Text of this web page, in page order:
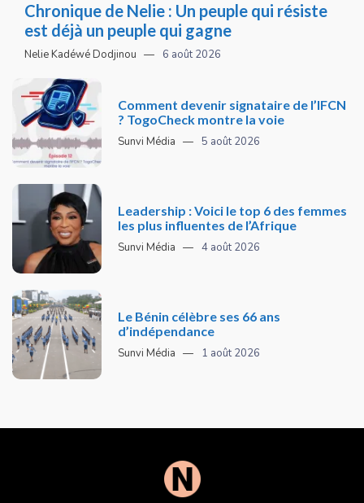
Chronique de Nelie : Un peuple qui résiste
est déjà un peuple qui gagne
Nelie Kadéwé Dodjinou 6 août 2026
Comment devenir signataire de l’IFCN
? TogoCheck montre la voie
Sunvi Média 5 août 2026
Leadership : Voici le top 6 des femmes
les plus influentes de l’Afrique
Sunvi Média 4 août 2026
Le Bénin célèbre ses 66 ans
d’indépendance
Sunvi Média 1 août 2026